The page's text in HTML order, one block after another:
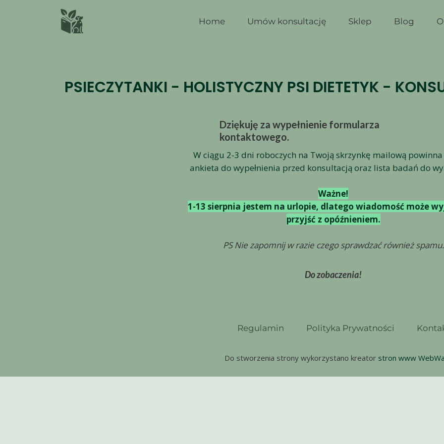
W ciągu 2-3 dni roboczych na Twoją skrzynkę mailową
ankieta do wypełnienia przed konsultacją oraz lista badań do
Ważne!
1-13 sierpnia jestem na urlopie, dlatego wiadomość może
przyjść z opóźnieniem.
PS Nie zapomnij w razie czego sprawdzać również spamu.
Do zobaczenia!
Dziękuję za wypełnienie formularza
kontaktowego.
PSIECZYTANKI - HOLISTYCZNY PSI DIETETYK -
Home Umów konsultację Sklep Blog
Do stworzenia strony wykorzystano kreator stron www
Regulamin Polityka Prywatności